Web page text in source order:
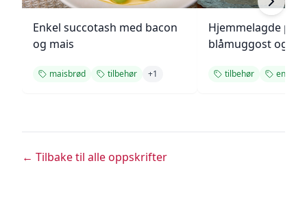
Enkel succotash med bacon
og mais
maisbrød tilbehør +1
Hjemmelagde
blåmuggost og
tilbehør enkel
← Tilbake til alle oppskrifter